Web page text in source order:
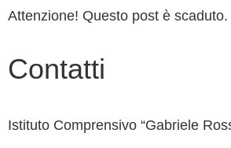
Attenzione! Questo post è scaduto.
Contatti
Istituto Comprensivo “Gabriele